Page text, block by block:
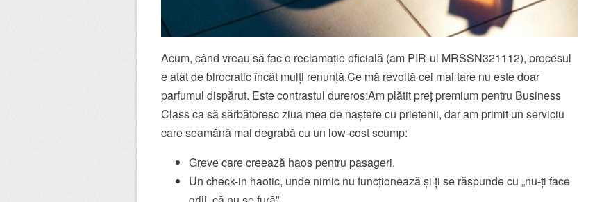
Acum, când vreau să fac o reclamație oficială (am PIR-ul MRSSN321112), procesul
e atât de birocratic încât mulți renunță.Ce mă revoltă cel mai tare nu este doar
parfumul dispărut. Este contrastul dureros:Am plătit preț premium pentru Business
Class ca să sărbătoresc ziua mea de naștere cu prietenii, dar am primit un serviciu
care seamănă mai degrabă cu un low-cost scump:
Greve care creează haos pentru pasageri.
Un check-in haotic, unde nimic nu funcționează și ți se răspunde cu „nu-ți face